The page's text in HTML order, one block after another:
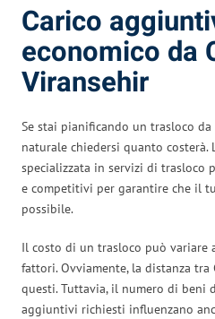
Carico
economico da
Viransehir
Se stai pianificando un trasloco da
naturale chiedersi quanto costerà.
specializzata in servizi di trasloco
e competitivi per garantire che il
possibile.
Il costo di un trasloco può variare
fattori. Ovviamente, la distanza
questi. Tuttavia, il numero di beni
aggiuntivi richiesti influenzano